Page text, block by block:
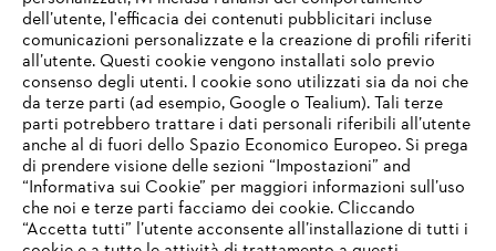
L’azienda
STIHL FAQ
Service
IHR BROWSER WIRD NICHT
UNTERSTÜTZT
dell’utente, l'efficacia dei contenuti pubblicitari incluse
comunicazioni personalizzate e la creazione di profili riferiti
all’utente. Questi cookie vengono installati solo previo
consenso degli utenti. I cookie sono utilizzati sia da noi che
da terze parti (ad esempio, Google o Tealium). Tali terze
parti potrebbero trattare i dati personali riferibili all’utente
anche al di fuori dello Spazio Economico Europeo. Si prega
di prendere visione delle sezioni “Impostazioni” and
“Informativa sui Cookie” per maggiori informazioni sull’uso
che noi e terze parti facciamo dei cookie. Cliccando
“Accetta tutti” l’utente acconsente all’installazione di tutti i